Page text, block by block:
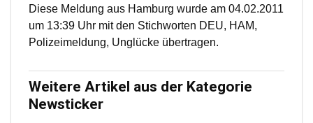
Diese Meldung aus Hamburg wurde am 04.02.2011
um 13:39 Uhr mit den Stichworten DEU, HAM,
Polizeimeldung, Unglücke übertragen.
Weitere Artikel aus der Kategorie
Newsticker